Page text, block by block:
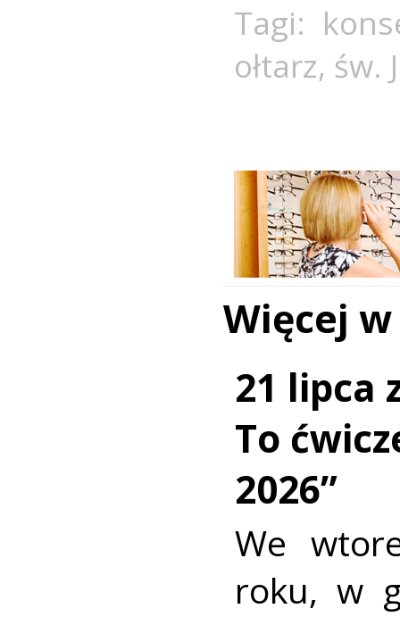
Tagi:
ołtarz, św.
Więcej
21 lipca
To
2026”
We
roku, w